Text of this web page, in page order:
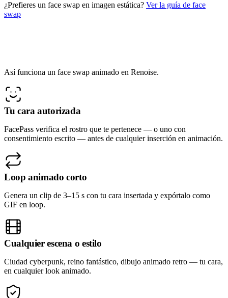
¿Prefieres un face swap en imagen estática? Ver la guía de face
swap
Así funciona un face swap animado en Renoise.
Tu cara autorizada
FacePass verifica el rostro que te pertenece — o uno con
consentimiento escrito — antes de cualquier inserción en animación.
Loop animado corto
Genera un clip de 3–15 s con tu cara insertada y expórtalo como
GIF en loop.
Cualquier escena o estilo
Ciudad cyberpunk, reino fantástico, dibujo animado retro — tu cara,
en cualquier look animado.